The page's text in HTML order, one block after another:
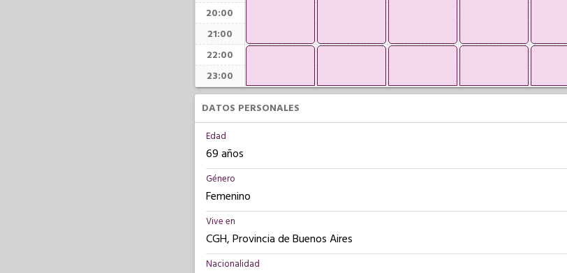
20:00
21:00
22:00
23:00
DATOS PERSONALES
Edad
69 años
Género
Femenino
Vive en
CGH, Provincia de Buenos Aires
Nacionalidad